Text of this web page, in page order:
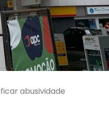
abusividade